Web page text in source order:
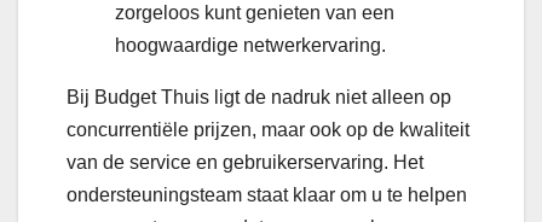
zorgeloos kunt genieten van een
hoogwaardige netwerkervaring.
Bij Budget Thuis ligt de nadruk niet alleen op
concurrentiële prijzen, maar ook op de kwaliteit
van de service en gebruikerservaring. Het
ondersteuningsteam staat klaar om u te helpen